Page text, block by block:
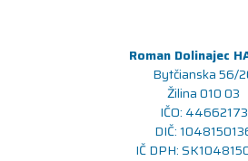
Roman Dolinajec
Bytčianska 56/
Žilina 010 03
IČO: 44662173
DIČ:
IČ DPH: